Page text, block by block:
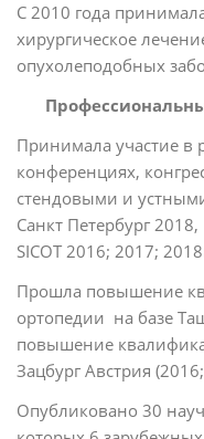
С 2010 года
хирургическое
опухолеподобных
Принимала участие
конференциях,
стендовыми и
Санкт Петербург
SICOT 2016; 2017;
Прошла повышение
ортопедии на базе
повышение
Зацбург Австрия
Опубликовано 30